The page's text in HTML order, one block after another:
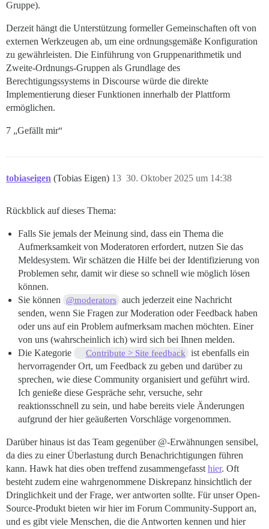
Gruppe).
Derzeit hängt die Unterstützung formeller Gemeinschaften oft von
externen Werkzeugen ab, um eine ordnungsgemäße Konfiguration
zu gewährleisten. Die Einführung von Gruppenarithmetik und
Zweite-Ordnungs-Gruppen als Grundlage des
Berechtigungssystems in Discourse würde die direkte
Implementierung dieser Funktionen innerhalb der Plattform
ermöglichen.
7 „Gefällt mir“
tobiaseigen (Tobias Eigen) 30. Oktober 2025 um 14:38
13
Rückblick auf dieses Thema:
Falls Sie jemals der Meinung sind, dass ein Thema die
Aufmerksamkeit von Moderatoren erfordert, nutzen Sie das
Meldesystem. Wir schätzen die Hilfe bei der Identifizierung von
Problemen sehr, damit wir diese so schnell wie möglich lösen
können.
Sie können
@moderators auch jederzeit eine Nachricht
senden, wenn Sie Fragen zur Moderation oder Feedback haben
oder uns auf ein Problem aufmerksam machen möchten. Einer
von uns (wahrscheinlich ich) wird sich bei Ihnen melden.
Die Kategorie
Contribute > Site feedback
ist ebenfalls ein
hervorragender Ort, um Feedback zu geben und darüber zu
sprechen, wie diese Community organisiert und geführt wird.
Ich genieße diese Gespräche sehr, versuche, sehr
reaktionsschnell zu sein, und habe bereits viele Änderungen
aufgrund der hier geäußerten Vorschläge vorgenommen.
Darüber hinaus ist das Team gegenüber @-Erwähnungen sensibel,
da dies zu einer Überlastung durch Benachrichtigungen führen
kann. Hawk hat dies oben treffend zusammengefasst hier. Oft
besteht zudem eine wahrgenommene Diskrepanz hinsichtlich der
Dringlichkeit und der Frage, wer antworten sollte. Für unser Open-
Source-Produkt bieten wir hier im Forum Community-Support an,
und es gibt viele Menschen, die die Antworten kennen und hier